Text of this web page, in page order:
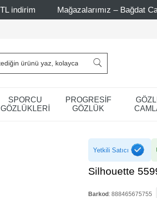
Mağazalarımız – Bağdat Caddesi 1 -
SPORCU
GÖZLÜKLERİ
PROGRESİF
GÖZLÜK
Yetkili Satıcı
Silhouette
Barkod : 888465675755